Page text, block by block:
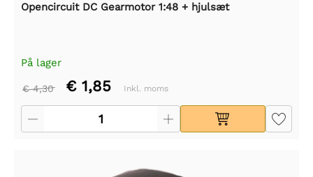
Opencircuit DC Gearmotor 1:48 + hjulsæt
På lager
€ 4,30 € 1,85 Inkl. moms